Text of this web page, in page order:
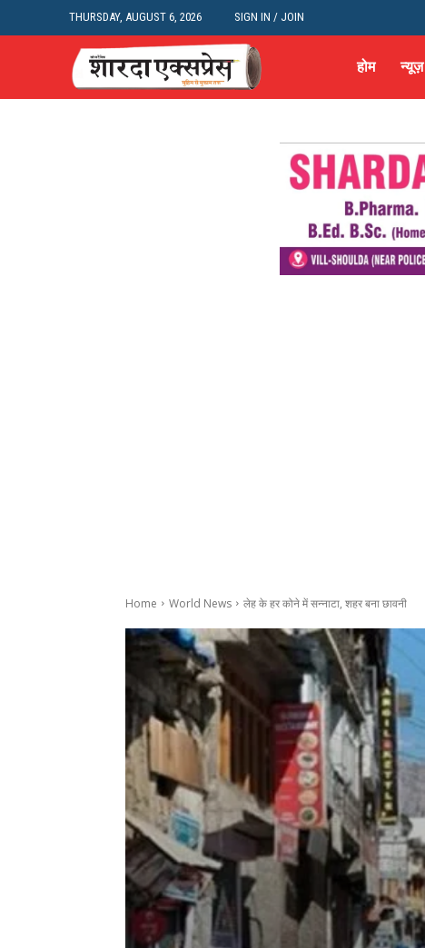
THURSDAY, AUGUST 6, 2026 SIGN IN / JOIN
होम न्यूज़
Home World News लेह के हर कोने में सन्नाटा, शहर बना छावनी